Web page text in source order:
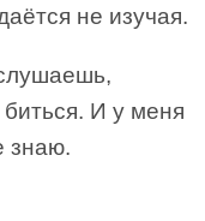
не изучая.
И у меня
знаю.